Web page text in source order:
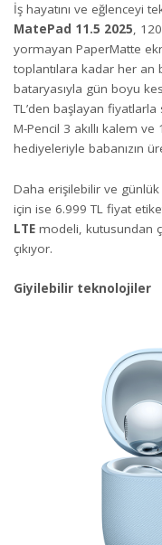
İş hayatını ve eğlenceyi
MatePad 11.5 2025,
yormayan PaperMatte
toplantılara kadar her an
bataryasıyla gün boyu
TL’den başlayan
M-Pencil 3 akıllı kalem ve
hediyeleriyle babanızın
Daha erişilebilir ve
için ise 6.999 TL fiyat
LTE modeli, kutusundan
çıkıyor.
Giyilebilir teknolojiler